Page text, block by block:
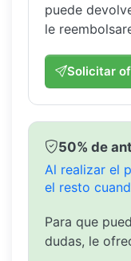
puede
le
Solicitar
50% de
Al realizar el
el resto
Para que
dudas, le